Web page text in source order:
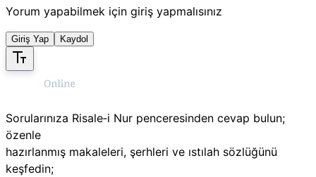
Yorum yapabilmek için giriş yapmalısınız
Giriş Yap Kaydol
Sorularınıza Risale‑i Nur penceresinden cevap bulun;
özenle
hazırlanmış makaleleri, şerhleri ve ıstılah sözlüğünü
keşfedin;